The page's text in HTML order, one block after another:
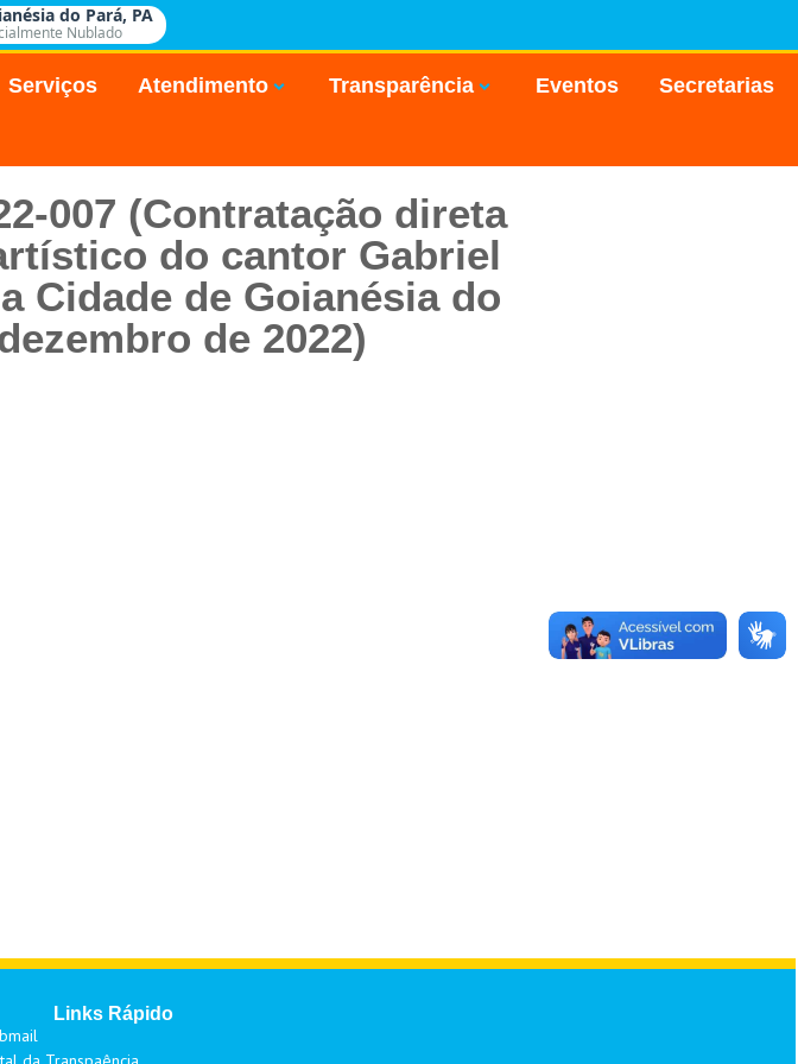
do Pará, PA
Nublado
Serviços Atendimento Transparência Eventos Secretarias
007 (Contratação direta
do cantor Gabriel
Cidade de Goianésia do
de 2022)
Links Rápido